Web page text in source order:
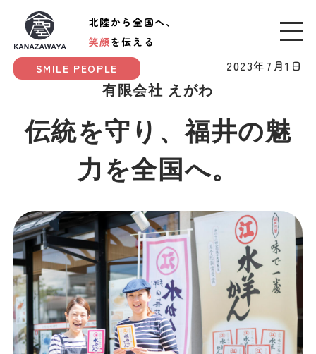
北陸から全国へ、
笑顔を伝える
SMILE PEOPLE
2023年7月1日
有限会社 えがわ
伝統を守り、福井の魅
力を全国へ。